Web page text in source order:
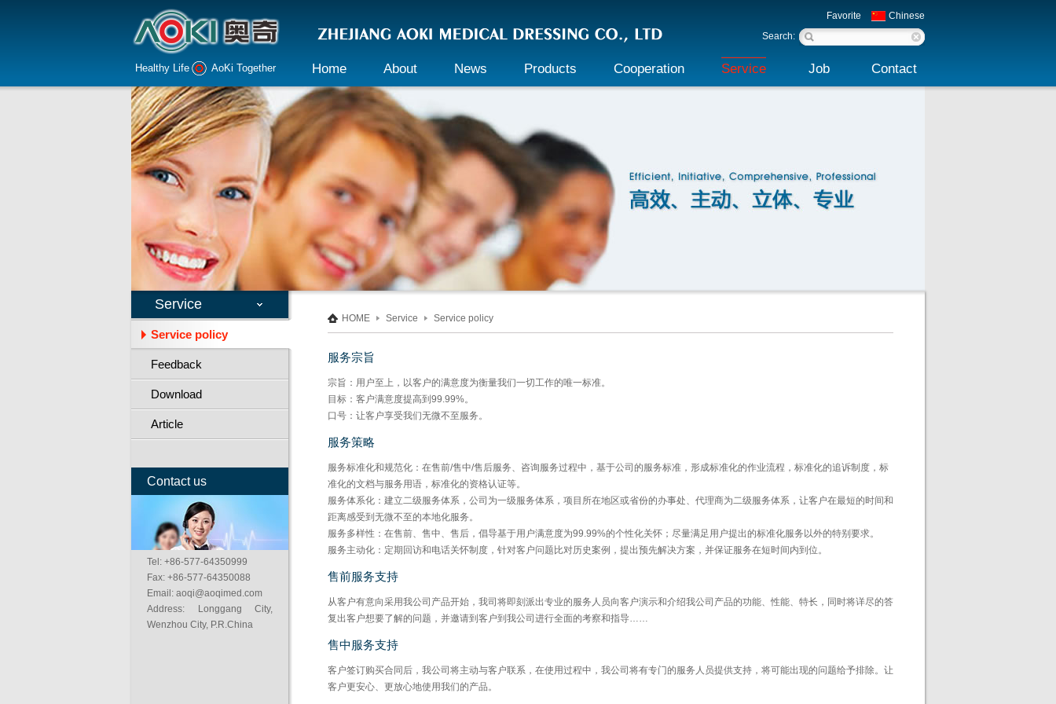
Healthy Life AoKi Together
Favorite
Chinese
Search:
Home About News Products Cooperation Service Job Contact
Company profile
Declaration
Honor
Culture
Responsibility
Industry informationTransparent waterproof
wound dressing
Adhesive non-woven
wound dressing
Baby wound dressing
Ostomy
Hydrocolloid dressing
Wound skin closure strip
Functional dressing
Wound plaster
Medical raw material roll
Article
Service
Service policy
Feedback
Download
Article
Contact us
Tel: +86-577-64350999
Fax: +86-577-64350088
Email: aoqi@aoqimed.com
Address: Longgang City,
Wenzhou City, P.R.China
HOME Service Service policy
服务宗旨
宗旨：用户至上，以客户的满意度为衡量我们一切工作的唯一标准。
目标：客户满意度提高到99.99%。
口号：让客户享受我们无微不至服务。
服务策略
服务标准化和规范化：在售前/售中/售后服务、咨询服务过程中，基于公司的服务标准，形成标准化的作业流程，标准化的追诉制度，标
准化的文档与服务用语，标准化的资格认证等。
服务体系化：建立二级服务体系，公司为一级服务体系，项目所在地区或省份的办事处、代理商为二级服务体系，让客户在最短的时间和
距离感受到无微不至的本地化服务。
服务多样性：在售前、售中、售后，倡导基于用户满意度为99.99%的个性化关怀；尽量满足用户提出的标准化服务以外的特别要求。
服务主动化：定期回访和电话关怀制度，针对客户问题比对历史案例，提出预先解决方案，并保证服务在短时间内到位。
售前服务支持
从客户有意向采用我公司产品开始，我司将即刻派出专业的服务人员向客户演示和介绍我公司产品的功能、性能、特长，同时将详尽的答
复出客户想要了解的问题，并邀请到客户到我公司进行全面的考察和指导……
售中服务支持
客户签订购买合同后，我公司将主动与客户联系，在使用过程中，我公司将有专门的服务人员提供支持，将可能出现的问题给予排除。让
客户更安心、更放心地使用我们的产品。